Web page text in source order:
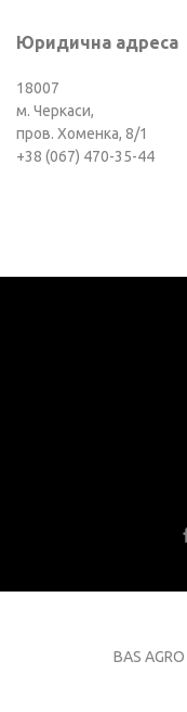
Юридична адреса
18007
м. Черкаси,
пров. Хоменка, 8/1
+38 (067) 470-35-44
BAS AGRO